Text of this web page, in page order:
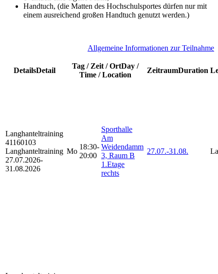
Handtuch, (die Matten des Hochschulsportes dürfen nur mit
einem ausreichend großen Handtuch genutzt werden.)
Allgemeine Informationen zur Teilnahme
DetailsDetail
Tag / Zeit / OrtDay /
Time / Location
ZeitraumDuration
Langhanteltraining
41160103
Langhanteltraining
27.07.2026-
31.08.2026
Mo
18:30-
20:00
Sporthalle
Am
Weidendamm
3, Raum B
1.Etage
rechts
27.07.-31.08.